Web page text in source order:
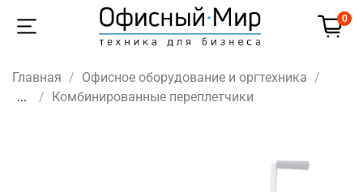
0
Главная
Офисное оборудование и оргтехника
...
Комбинированные переплетчики